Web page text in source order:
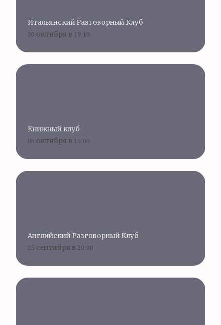
Итальянский Разговорный Клуб
30 октября в 19:10
Книжный клуб
08 октября в 15:00
Английский Разговорный Клуб
25 сентября в 20:00